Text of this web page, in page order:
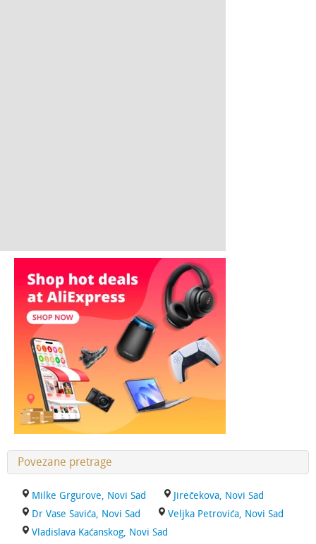
Povezane pretrage
Milke Grgurove, Novi Sad
Jirečekova, Novi Sad
Dr Vase Savića, Novi Sad
Veljka Petrovića, Novi Sad
Vladislava Kaćanskog, Novi Sad